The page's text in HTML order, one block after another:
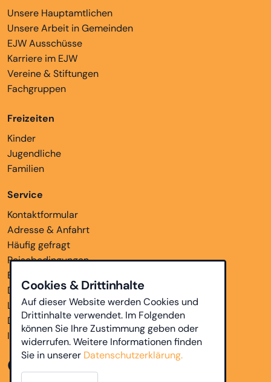
Unsere Hauptamtlichen
Unsere Arbeit in Gemeinden
EJW Ausschüsse
Karriere im EJW
Vereine & Stiftungen
Fachgruppen
Freizeiten
Kinder
Jugendliche
Familien
Service
Kontaktformular
Adresse & Anfahrt
Häufig gefragt
Reisebedingungen
Bankverbindungen
Downloads
Links
Datenschutz
Impressum
Cookies & Drittinhalte
Auf dieser Website werden Cookies und
Drittinhalte verwendet. Im Folgenden
können Sie Ihre Zustimmung geben oder
widerrufen. Weitere Informationen finden
Sie in unserer Datenschutzerklärung.